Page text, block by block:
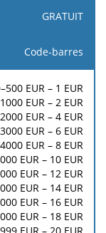
GRATUIT
Code-barres
EUR – 1 EUR
EUR – 2 EUR
EUR – 4 EUR
EUR – 6 EUR
EUR – 8 EUR
EUR – 10 EUR
EUR – 12 EUR
EUR – 14 EUR
EUR – 16 EUR
EUR – 18 EUR